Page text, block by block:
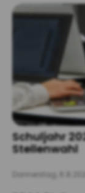
Schuljahr
Stellenwahl
Donnerstag,